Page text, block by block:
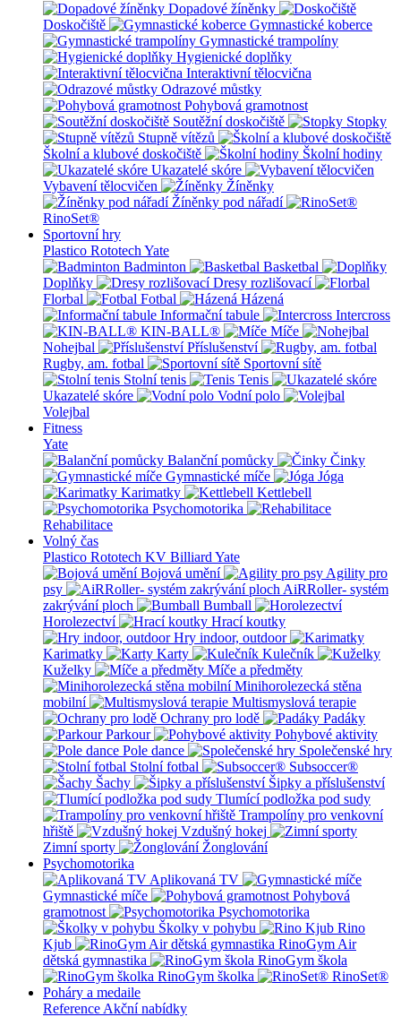
Dopadové žíněnky
Doskočiště
Gymnastické koberce
Gymnastické trampolíny
Hygienické doplňky
Interaktivní tělocvična
Odrazové můstky
Pohybová gramotnost
Soutěžní doskočiště
Stopky
Stupně vítězů
Školní a klubové doskočiště
Školní hodiny
Ukazatelé skóre
Vybavení tělocvičen
Žíněnky
Žíněnky pod nářadí
RinoSet®
Sportovní hry
Plastico Rototech Yate
Badminton
Basketbal
Doplňky
Dresy rozlišovací
Florbal
Fotbal
Házená
Informační tabule
Intercross
KIN-BALL®
Míče
Nohejbal
Příslušenství
Rugby, am. fotbal
Sportovní sítě
Stolní tenis
Tenis
Ukazatelé skóre
Vodní polo
Volejbal
Fitness
Yate
Balanční pomůcky
Činky
Gymnastické míče
Jóga
Karimatky
Kettlebell
Psychomotorika
Rehabilitace
Volný čas
Plastico Rototech KV Billiard Yate
Bojová umění
Agility pro
psy
AiRRoller- systém
zakrývání ploch
Bumball
Horolezectví
Hrací koutky
Hry indoor, outdoor
Karimatky
Karty
Kulečník
Kuželky
Míče a předměty
Minihorolezecká stěna
mobilní
Multismyslová terapie
Ochrany pro lodě
Padáky
Parkour
Pohybové aktivity
Pole dance
Společenské hry
Stolní fotbal
Subsoccer®
Šachy
Šipky a příslušenství
Tlumící podložka pod sudy
Trampolíny pro venkovní
hřiště
Vzdušný hokej
Zimní sporty
Žonglování
Psychomotorika
Aplikovaná TV
Gymnastické míče
Pohybová
gramotnost
Psychomotorika
Školky v pohybu
Rino
Kjub
RinoGym Air
dětská gymnastika
RinoGym škola
RinoGym školka
RinoSet®
Poháry a medaile
Reference Akční nabídky